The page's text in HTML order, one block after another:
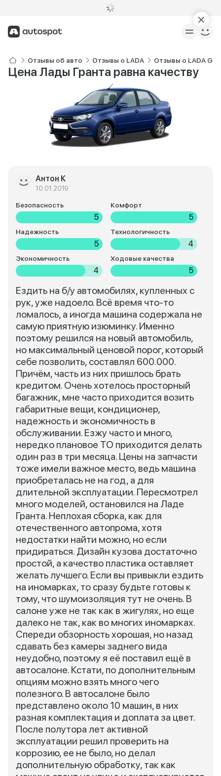
Отзывы об авто Отзывы о LADA Отзывы о LADA
Цена Лады Гранта равна качеству
Антон К
10.01.2019
Безопасность
5
Комфорт
5
Надежность
5
Технологичность
4
Экономичность
4
Ходовые качества
5
Ездить на б/у автомобилях, купленных с
рук, уже надоело. Всё время что-то
ломалось, а иногда машина содержала не
самую приятную изюминку. Именно
поэтому решился на новый автомобиль,
но максимальный ценовой порог, который
себе позволить, составлял 600.000.
Причём, часть из них пришлось брать
кредитом. Очень хотелось просторный
багажник, мне часто приходится возить
габаритные вещи, кондиционер,
надежность и экономичность в
обслуживании. Езжу часто и много,
нередко плановое ТО приходится делать
один раз в три месяца. Цены на запчасти
тоже имели важное место, ведь машина
приобреталась не на год, а для
длительной эксплуатации. Пересмотрел
много моделей, остановился на Ладе
Гранта. Неплохая сборка, как для
отечественного автопрома, хотя
недостатки найти можно, но если
придираться. Дизайн кузова достаточно
простой, а качество пластика оставляет
желать лучшего. Если вы привыкли ездить
на иномарках, то сразу будьте готовы к
тому, что шумоизоляция тут не очень. В
салоне уже не так как в жигулях, но еще
далеко не так, как во многих иномарках.
Спереди обзорность хорошая, но назад
сдавать без камеры заднего вида
неудобно, поэтому я её поставил ещё в
автосалоне. Кстати, по дополнительным
опциям можно взять много чего
полезного. В автосалоне было
представлено около 10 машин, в них
разная комплектация и доплата за цвет.
После полутора лет активной
эксплуатации решил проверить на
коррозию, ее не было, но делал
дополнительную обработку, так как